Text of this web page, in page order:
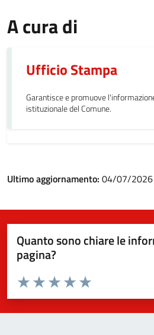
A cura di
Ufficio Stampa
Garantisce e promuove
istituzionale del Comune.
Ultimo aggiornamento: 04/07/2026
Quanto sono chiare le
pagina?
Valuta da 1 a 5 stelle la pagina
Valuta 5 stelle su 5
Valuta 4 stelle su 5
Valuta 3 stelle su 5
Valuta 2 stelle su 5
Valuta 1 stelle su 5